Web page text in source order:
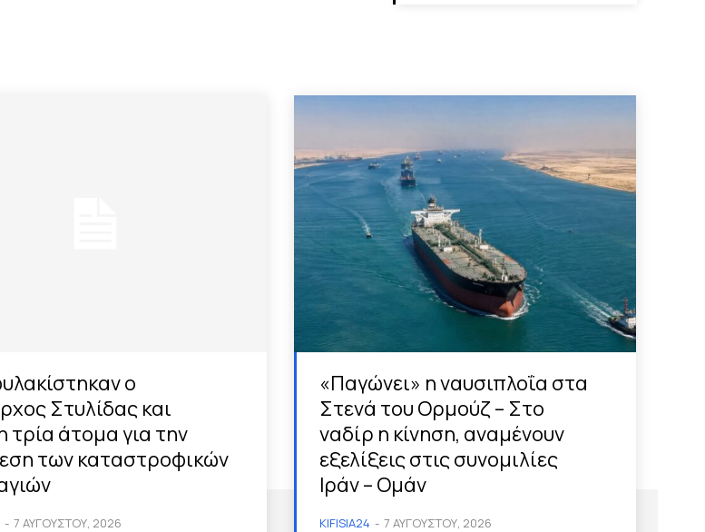
ο
Στυλίδας και
τρία άτομα για την
των καταστροφικών
- 7 ΑΥΓΟΎΣΤΟΥ, 2026
«Παγώνει» η ναυσιπλοΐα στα
Στενά του Ορμούζ – Στο
ναδίρ η κίνηση, αναμένουν
εξελίξεις στις συνομιλίες
Ιράν – Ομάν
KIFISIA24 - 7 ΑΥΓΟΎΣΤΟΥ, 2026